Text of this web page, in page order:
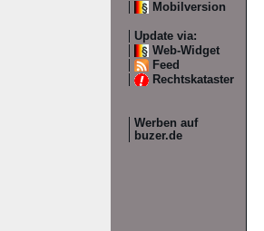
Mobilversion
Update via:
Web-Widget
Feed
Rechtskataster
Werben auf
buzer.de